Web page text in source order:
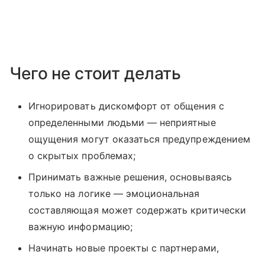
Чего не стоит делать
Игнорировать дискомфорт от общения с
определенными людьми — неприятные
ощущения могут оказаться предупреждением
о скрытых проблемах;
Принимать важные решения, основываясь
только на логике — эмоциональная
составляющая может содержать критически
важную информацию;
Начинать новые проекты с партнерами,